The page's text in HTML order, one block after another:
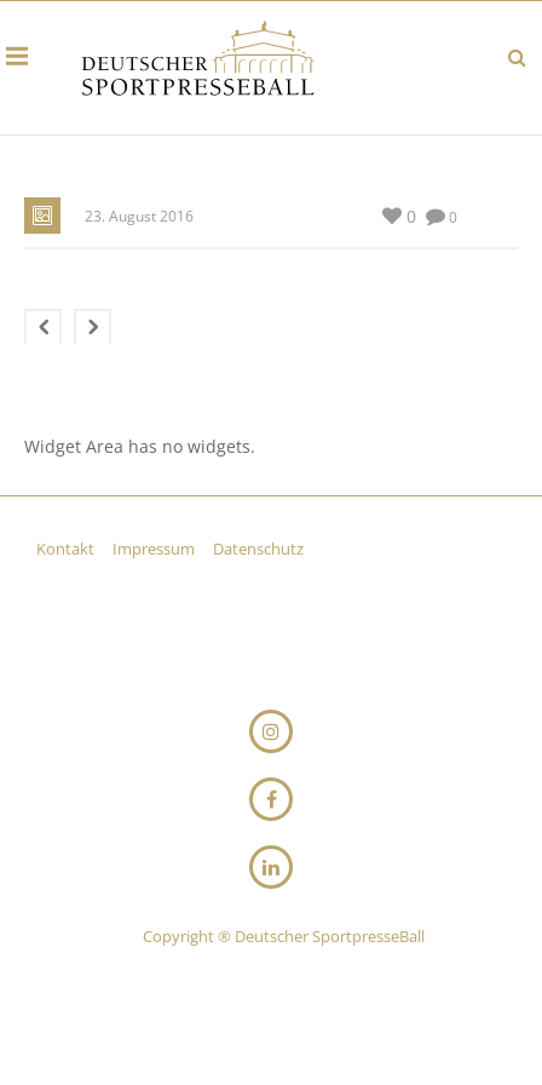
23. August 2016 0
0
Widget Area has no widgets.
Kontakt Impressum Datenschutz
Copyright ® Deutscher SportpresseBall